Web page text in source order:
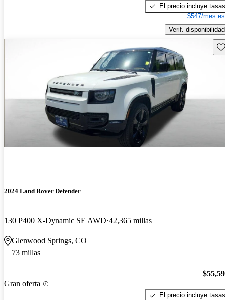
El precio incluye tasas
$547/mes
Verif. disponibilidad
2024 Land Rover Defender
130 P400 X-Dynamic SE AWD 42,365 millas
Glenwood Springs, CO
73 millas
Gran oferta
El precio incluye tasas